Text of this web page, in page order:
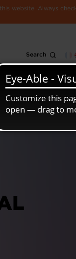
website. Always
Search
information